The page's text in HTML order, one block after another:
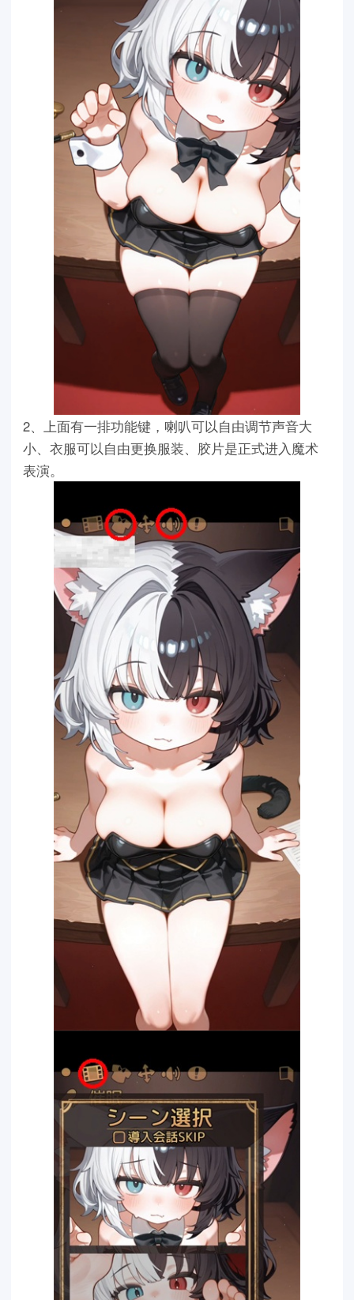
2、上面有一排功能键，喇叭可以自由调节声音大
小、衣服可以自由更换服装、胶片是正式进入魔术
表演。